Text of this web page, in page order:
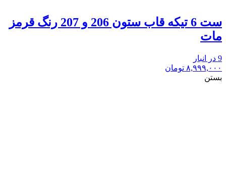
ست 6 تیکه قاب ستون 206 و 207 رنگ قرمز
مات
9 در انبار
۸,۹۹۹,۰۰۰ تومان
بستن